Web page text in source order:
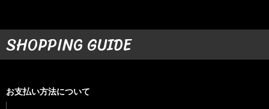
SHOPPING GUIDE
お支払い方法について